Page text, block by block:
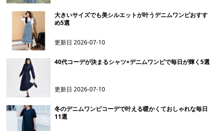
大きいサイズでも美シルエットが叶うデニムワンピおすす
め5選
更新日2026-07-10
40代コーデが決まるシャツ×デニムワンピで毎日が輝く5選
更新日2026-07-10
冬のデニムワンピコーデで叶える暖かくておしゃれな毎日
11選